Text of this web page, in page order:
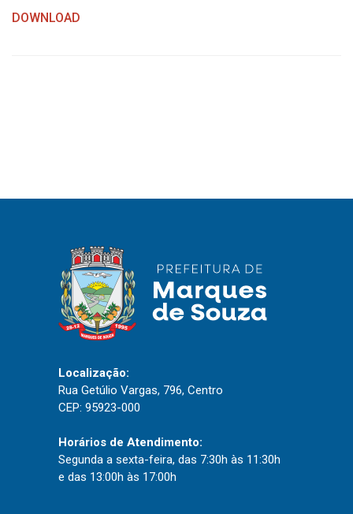
Educação, Cultura, Desporto e Turismo
Nota Fiscal Eletrônica
Portal do Cidadão
Portal do Servidor
Diário Oficial (Novo)
Diário Oficial (Até 30/04)
Recursos Humanos
Processo Seletivo
DOWNLOAD
Localização:
Rua Getúlio Vargas, 796, Centro
CEP: 95923-000
Horários de Atendimento:
Segunda a sexta-feira, das 7:30h às 11:30h
e das 13:00h às 17:00h